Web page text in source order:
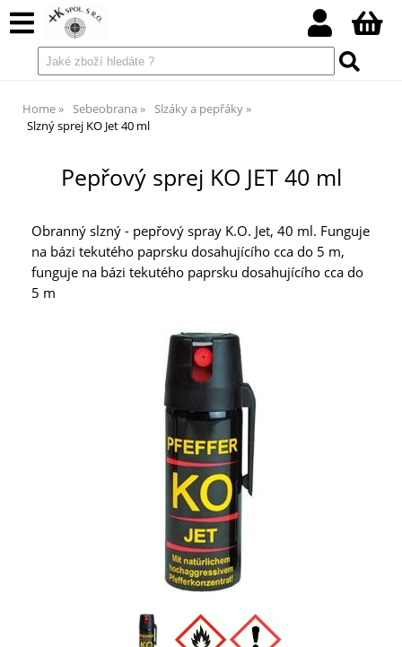
Home Sebeobrana
Slzáky a pepřáky
Slzný sprej KO Jet 40 ml
Pepřový sprej KO JET 40 ml
Obranný slzný - pepřový spray K.O. Jet, 40 ml. Funguje
na bázi tekutého paprsku dosahujícího cca do 5 m,
funguje na bázi tekutého paprsku dosahujícího cca do
5 m